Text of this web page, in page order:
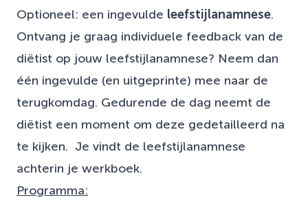
Optioneel: een ingevulde leefstijlanamnese.
Ontvang je graag individuele feedback van de
diëtist op jouw leefstijlanamnese? Neem dan
één ingevulde (en uitgeprinte) mee naar de
terugkomdag. Gedurende de dag neemt de
diëtist een moment om deze gedetailleerd na
te kijken. Je vindt de leefstijlanamnese
achterin je werkboek.
Programma: